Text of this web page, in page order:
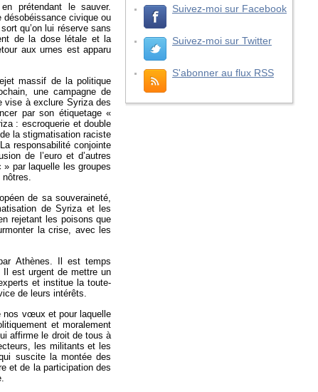
prétendant le sauver.
désobéissance civique ou
qu’on lui réserve sans
de la dose létale et la
aux urnes est apparu
massif de la politique
une campagne de
vise à exclure Syriza des
par son étiquetage «
: escroquerie et double
la stigmatisation raciste
responsabilité conjointe
de l’euro et d’autres
par laquelle les groupes
de sa souveraineté,
de Syriza et les
rejetant les poisons que
la crise, avec les
Athènes. Il est temps
Il est urgent de mettre un
et institue la toute-
de leurs intérêts.
nos vœux et pour laquelle
et moralement
affirme le droit de tous à
les militants et les
suscite la montée des
et de la participation des
Suivez-moi sur Facebook
Suivez-moi sur Twitter
S'abonner au flux RSS